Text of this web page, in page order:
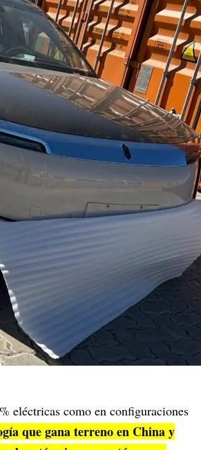
eléctricas como en configuraciones
que gana terreno en China y